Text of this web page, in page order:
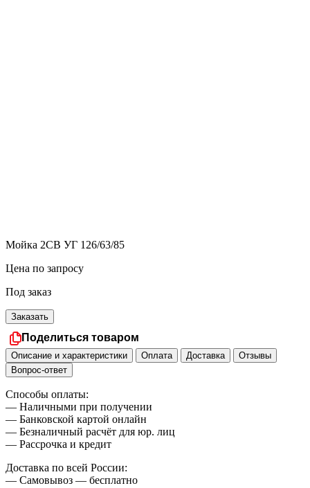
Мойка 2СВ УГ 126/63/85
Цена по запросу
Под заказ
Заказать
Поделиться товаром
Описание и характеристики Оплата Доставка
Отзывы
Вопрос-ответ
Способы оплаты:
— Наличными при получении
— Банковской картой онлайн
— Безналичный расчёт для юр. лиц
— Рассрочка и кредит
Доставка по всей России:
— Самовывоз — бесплатно